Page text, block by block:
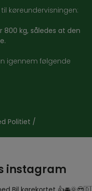
køreundervisningen:
kg, således at den
igennem følgende
Politiet /
instagram